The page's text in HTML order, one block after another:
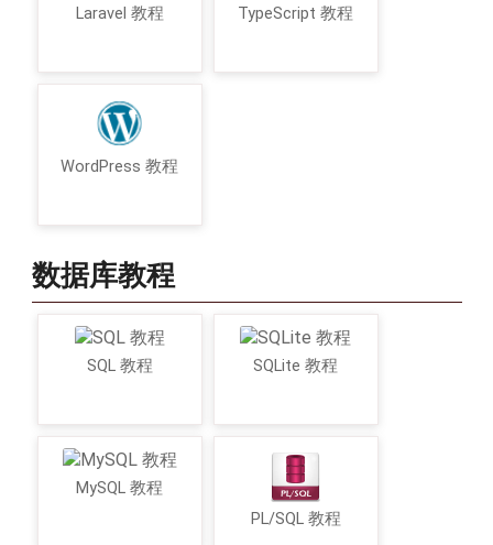
Laravel 教程 TypeScript 教程
WordPress 教程
数据库教程
SQL 教程 SQLite 教程
MySQL 教程
PL/SQL 教程